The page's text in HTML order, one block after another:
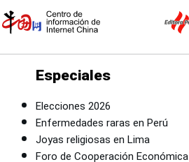
Especiales
Elecciones 2026
Enfermedades raras en Perú
Joyas religiosas en Lima
Foro de Cooperación